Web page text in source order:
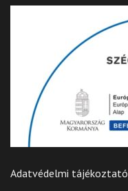
Adatvédelmi tájékoztató